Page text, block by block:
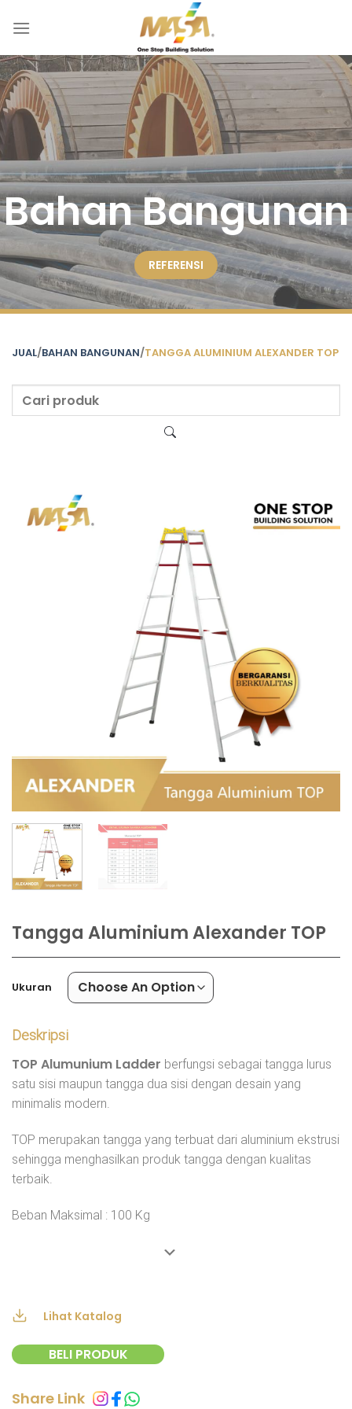
Bahan Bangunan
REFERENSI
JUAL/BAHAN BANGUNAN/TANGGA ALUMINIUM ALEXANDER TOP
Tangga Aluminium Alexander TOP
Ukuran
Deskripsi
TOP Alumunium Ladder berfungsi sebagai tangga lurus
satu sisi maupun tangga dua sisi dengan desain yang
minimalis modern.
TOP merupakan tangga yang terbuat dari aluminium ekstrusi
sehingga menghasilkan produk tangga dengan kualitas
terbaik.
Beban Maksimal : 100 Kg
Lihat Katalog
BELI PRODUK
Share Link